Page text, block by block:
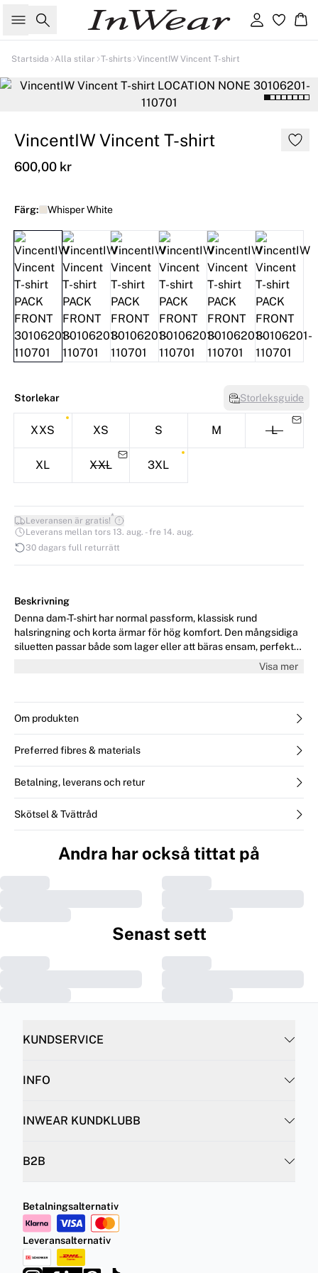
Sök Logga in
Startsida Alla stilar T-shirts VincentIW Vincent T-shirt
VincentIW Vincent T-shirt
600,00 kr
Färg: Whisper White
Storlekar Storleksguide
XXS XS S M L
XL XXL 3XL
Leveransen är gratis!*
Leverans mellan tors 13. aug. - fre 14. aug.
30 dagars full returrätt
Beskrivning
Denna dam-T-shirt har normal passform, klassisk rund
halsringning och korta ärmar för hög komfort. Den mångsidiga
siluetten passar både som lager eller att bäras ensam, perfekt
Visa mer
Om produkten
Preferred fibres & materials
Betalning, leverans och retur
Skötsel & Tvättråd
Andra har också tittat på
Senast sett
KUNDSERVICE
INFO
INWEAR KUNDKLUBB
B2B
Betalningsalternativ
Leveransalternativ